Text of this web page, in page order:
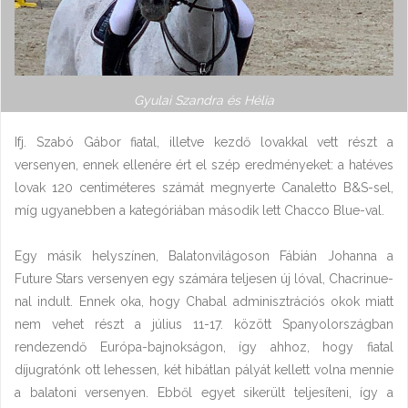
Gyulai Szandra és Hélia
Ifj. Szabó Gábor fiatal, illetve kezdő lovakkal vett részt a
versenyen, ennek ellenére ért el szép eredményeket: a hatéves
lovak 120 centiméteres számát megnyerte Canaletto B&S-sel,
míg ugyanebben a kategóriában második lett Chacco Blue-val.
Egy másik helyszínen, Balatonvilágoson Fábián Johanna a
Future Stars versenyen egy számára teljesen új lóval, Chacrinue-
nal indult. Ennek oka, hogy Chabal adminisztrációs okok miatt
nem vehet részt a július 11-17. között Spanyolországban
rendezendő Európa-bajnokságon, így ahhoz, hogy fiatal
díjugratónk ott lehessen, két hibátlan pályát kellett volna mennie
a balatoni versenyen. Ebből egyet sikerült teljesíteni, így a